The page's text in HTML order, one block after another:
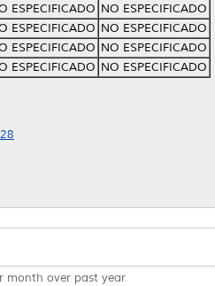
ESPECIFICADO NO ESPECIFICADO
ESPECIFICADO NO ESPECIFICADO
ESPECIFICADO NO ESPECIFICADO
ESPECIFICADO NO ESPECIFICADO
month over past year